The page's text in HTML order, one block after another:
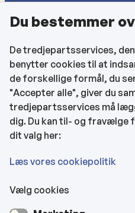
Cookies
Find EAN-numre
CVR og
Rådhuset
Kultur- &
Du bestemmer
De tredjepartsservices,
benytter cookies til at
de forskellige formål, du
"Accepter alle", giver du
tredjepartsservices må
dig. Du kan til- og fravælge
dit valg her:
Læs vores cookiepolitik
Vælg cookies